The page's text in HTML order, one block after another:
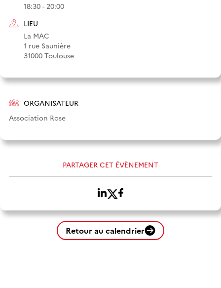
18:30 - 20:00
LIEU
La MAC
1 rue Saunière
31000 Toulouse
ORGANISATEUR
Association Rose
PARTAGER CET ÉVÈNEMENT
Retour au calendrier